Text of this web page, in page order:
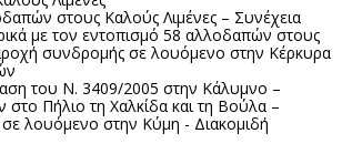
στους Καλούς Λιμένες – Συνέχεια
με τον εντοπισμό 58 αλλοδαπών στους
συνδρομής σε λουόμενο στην Κέρκυρα
του Ν. 3409/2005 στην Κάλυμνο –
Πήλιο τη Χαλκίδα και τη Βούλα –
λουόμενο στην Κύμη - Διακομιδή